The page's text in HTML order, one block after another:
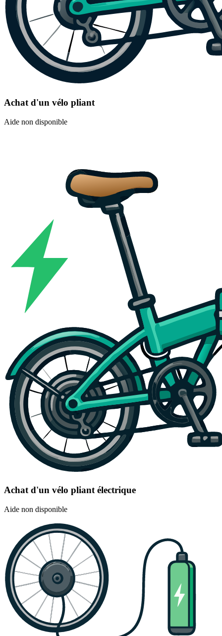
Achat d'un vélo pliant
Aide non disponible
Achat d'un vélo pliant électrique
Aide non disponible